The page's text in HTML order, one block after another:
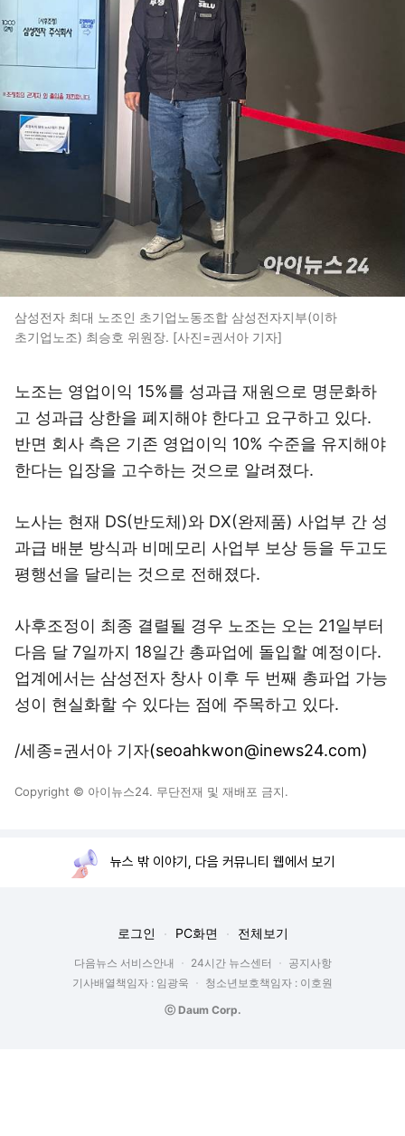
삼성전자 최대 노조인 초기업노동조합 삼성전자지부(이하
초기업노조) 최승호 위원장. [사진=권서아 기자]
노조는 영업이익 15%를 성과급 재원으로 명문화하
고 성과급 상한을 폐지해야 한다고 요구하고 있다.
반면 회사 측은 기존 영업이익 10% 수준을 유지해야
한다는 입장을 고수하는 것으로 알려졌다.
노사는 현재 DS(반도체)와 DX(완제품) 사업부 간 성
과급 배분 방식과 비메모리 사업부 보상 등을 두고도
평행선을 달리는 것으로 전해졌다.
사후조정이 최종 결렬될 경우 노조는 오는 21일부터
다음 달 7일까지 18일간 총파업에 돌입할 예정이다.
업계에서는 삼성전자 창사 이후 두 번째 총파업 가능
성이 현실화할 수 있다는 점에 주목하고 있다.
/세종=권서아 기자(seoahkwon@inews24.com)
Copyright © 아이뉴스24. 무단전재 및 재배포 금지.
뉴스 밖 이야기, 다음 커뮤니티 웹에서 보기
로그인 PC화면 전체보기
다음뉴스 서비스안내 24시간 뉴스센터
공지사항
기사배열책임자 : 임광욱
청소년보호책임자 : 이호원
ⓒ Daum Corp.